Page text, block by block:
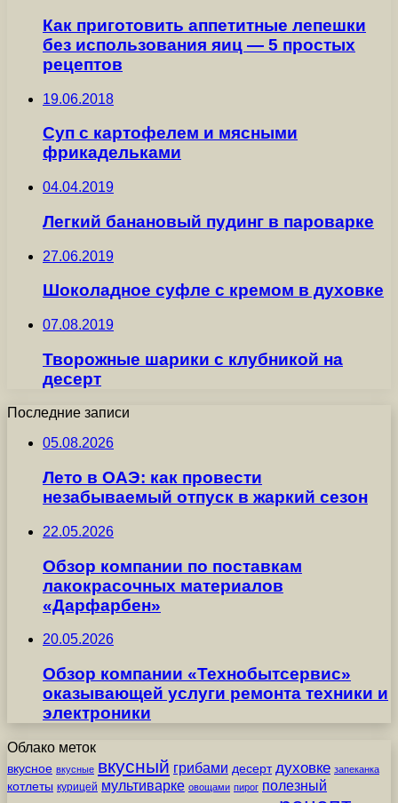
Как приготовить аппетитные лепешки
без использования яиц — 5 простых
рецептов
19.06.2018
Суп с картофелем и мясными
фрикадельками
04.04.2019
Легкий банановый пудинг в пароварке
27.06.2019
Шоколадное суфле с кремом в духовке
07.08.2019
Творожные шарики с клубникой на
десерт
Последние записи
05.08.2026
Лето в ОАЭ: как провести
незабываемый отпуск в жаркий сезон
22.05.2026
Обзор компании по поставкам
лакокрасочных материалов
«Дарфарбен»
20.05.2026
Обзор компании «Технобытсервис»
оказывающей услуги ремонта техники и
электроники
Облако меток
вкусное вкусные вкусный грибами десерт духовке запеканка
котлеты курицей мультиварке овощами пирог полезный